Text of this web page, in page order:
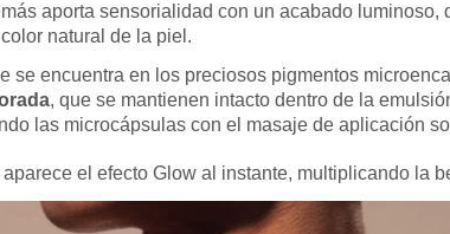
aporta sensorialidad con un acabado luminoso,
natural de la piel.
se encuentra en los preciosos pigmentos
, que se mantienen intacto dentro de la
las microcápsulas con el masaje de aplicación
el efecto Glow al instante, multiplicando la